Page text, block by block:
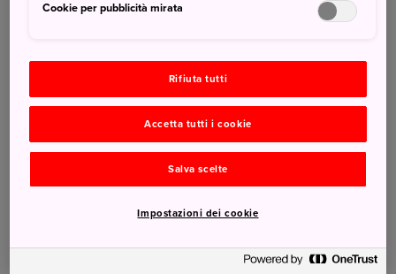
In occasione del Best in Travel Award 2022 Lonely Planet
regioni da visitare nel 2022.
Cookie per pubblicità mirata
Rifiuta tutti
Accetta tutti i cookie
Salva scelte
Impostazioni dei cookie